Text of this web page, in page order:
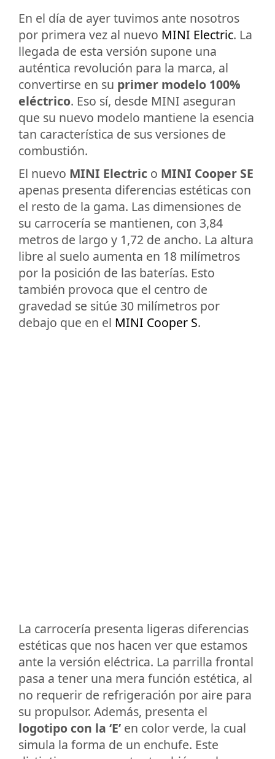
En el día de ayer tuvimos ante nosotros
por primera vez al nuevo MINI Electric. La
llegada de esta versión supone una
auténtica revolución para la marca, al
convertirse en su primer modelo 100%
eléctrico. Eso sí, desde MINI aseguran
que su nuevo modelo mantiene la esencia
tan característica de sus versiones de
combustión.
El nuevo MINI Electric o MINI Cooper SE
apenas presenta diferencias estéticas con
el resto de la gama. Las dimensiones de
su carrocería se mantienen, con 3,84
metros de largo y 1,72 de ancho. La altura
libre al suelo aumenta en 18 milímetros
por la posición de las baterías. Esto
también provoca que el centro de
gravedad se sitúe 30 milímetros por
debajo que en el MINI Cooper S.
La carrocería presenta ligeras diferencias
estéticas que nos hacen ver que estamos
ante la versión eléctrica. La parrilla frontal
pasa a tener una mera función estética, al
no requerir de refrigeración por aire para
su propulsor. Además, presenta el
logotipo con la ‘E’ en color verde, la cual
simula la forma de un enchufe. Este